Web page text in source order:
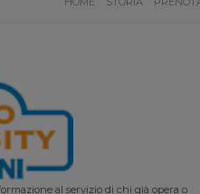
al servizio di chi già opera o